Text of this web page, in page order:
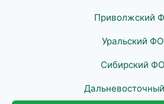
Приволжский
Уральский ФО
Сибирский ФО